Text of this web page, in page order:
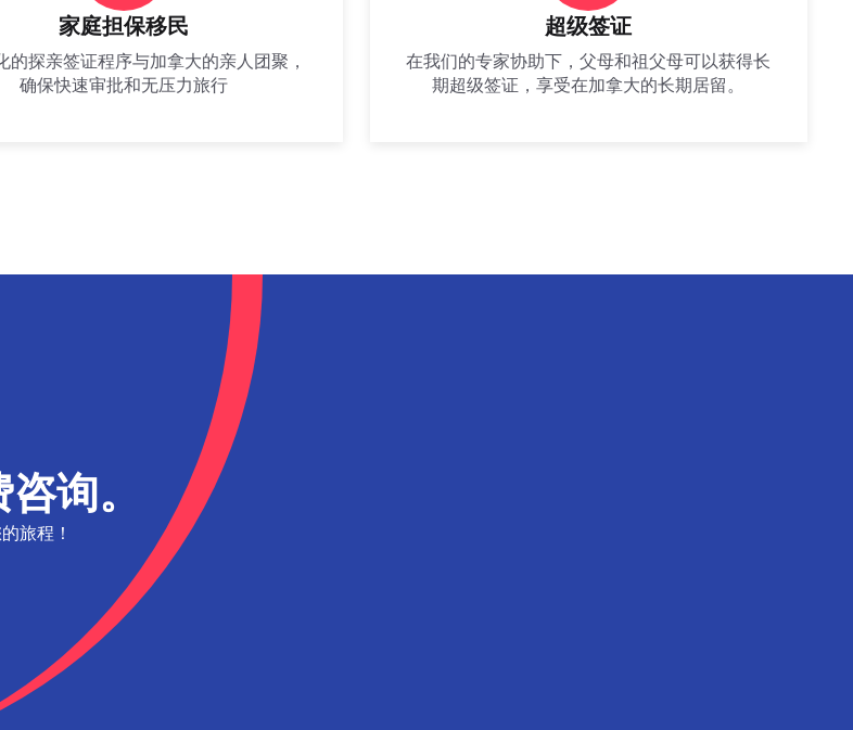
家庭担保移民
的探亲签证程序与加拿大的亲人团聚，
确保快速审批和无压力旅行
超级签证
在我们的专家协助下，父母和祖父母可以获得长
期超级签证，享受在加拿大的长期居留。
询。
旅程！